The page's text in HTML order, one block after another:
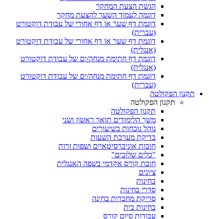
הגשת הצעת המחקר
דוגמה לעמוד השער להצעת מחקר
דוגמת דף שער או דף אחורי של עבודת דוקטורט
(עברית)
דוגמת דף שער או דף אחורי של עבודת דוקטורט
(אנגלית)
דוגמת דף חתימת מנחה/ים של עבודת דוקטורט
(אנגלית)
דוגמת דף חתימת מנחה/ים של עבודת דוקטורט
(עברית)
תקנון הפקולטה
תקנון הפקולטה
תקנון הפקולטה
משך הלימודים תואר ראשון ושני
נוהל נוכחות בשיעורים
בדיקת מערכת השעות
חובות אוניברסיטאיים ושפות זרות
"כלים שלובים"
חובת קורס אקדמי בשפה האנגלית
ציונים
בחינות
סדרי בחינות
סריקת מחברות בחינה
בחינות בית
עבודות סיום קורס